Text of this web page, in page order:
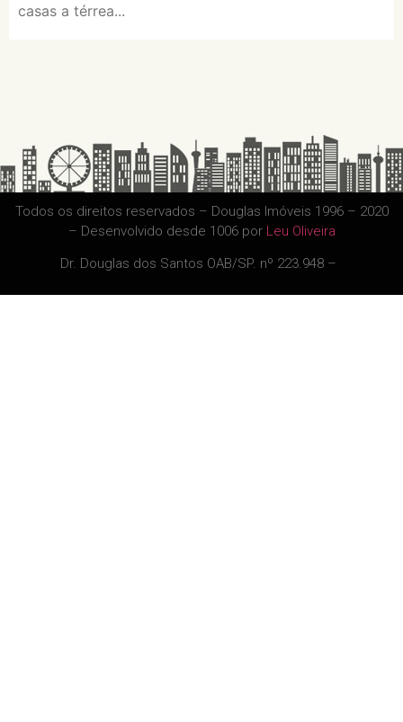
casas a térrea...
Todos os direitos reservados – Douglas Imóveis 1996 – 2020
– Desenvolvido desde 1006 por Leu Oliveira
Dr. Douglas dos Santos OAB/SP. nº 223.948 –